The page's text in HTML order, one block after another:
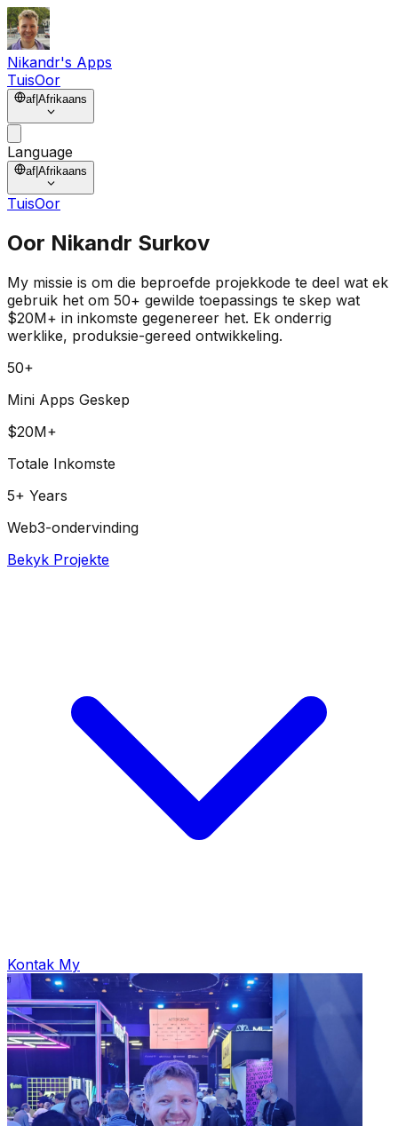
Nikandr's Apps
TuisOor
af |Afrikaans
Language
af |Afrikaans
TuisOor
Oor Nikandr Surkov
My missie is om die beproefde projekkode te deel wat ek
gebruik het om 50+ gewilde toepassings te skep wat
$20M+ in inkomste gegenereer het. Ek onderrig
werklike, produksie-gereed ontwikkeling.
50+
Mini Apps Geskep
$20M+
Totale Inkomste
5+ Years
Web3-ondervinding
Bekyk Projekte
Kontak My